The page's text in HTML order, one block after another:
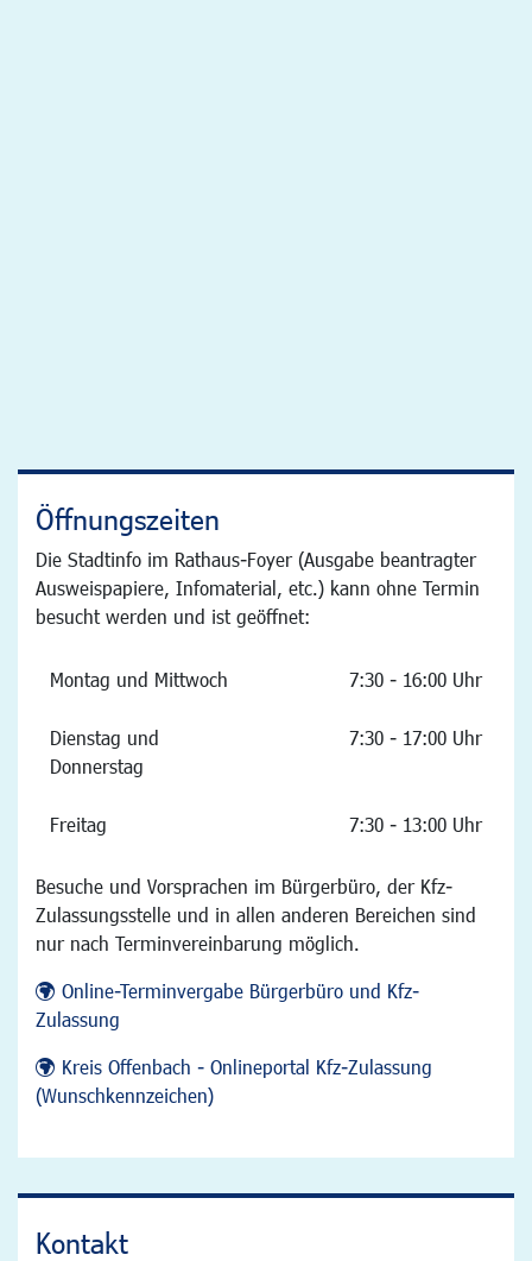
Öffnungszeiten
Die Stadtinfo im Rathaus-Foyer (Ausgabe beantragter
Ausweispapiere, Infomaterial, etc.) kann ohne Termin
besucht werden und ist geöffnet:
Montag und Mittwoch 7:30 - 16:00 Uhr
Dienstag und
Donnerstag
7:30 - 17:00 Uhr
Freitag 7:30 - 13:00 Uhr
Besuche und Vorsprachen im Bürgerbüro, der Kfz-
Zulassungsstelle und in allen anderen Bereichen sind
nur nach Terminvereinbarung möglich.
Online-Terminvergabe Bürgerbüro und Kfz-
Zulassung
Kreis Offenbach - Onlineportal Kfz-Zulassung
(Wunschkennzeichen)
Kontakt